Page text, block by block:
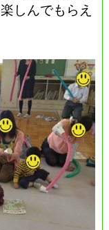
しんでもらえ